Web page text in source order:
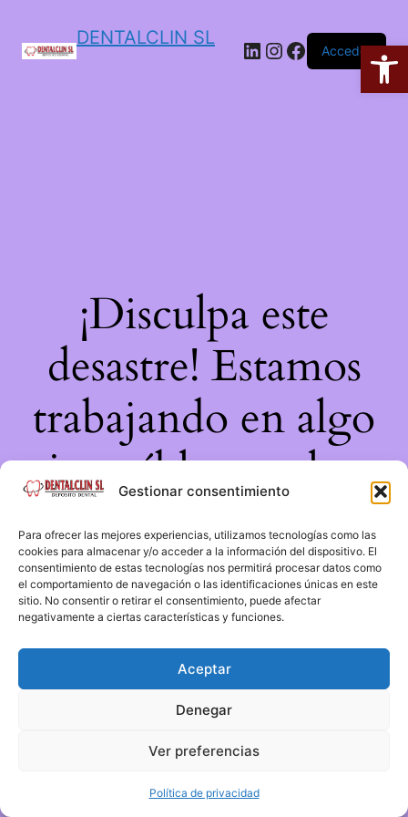
Gestionar consentimiento
Para ofrecer las mejores experiencias, utilizamos tecnologías como las
cookies para almacenar y/o acceder a la información del dispositivo. El
consentimiento de estas tecnologías nos permitirá procesar datos como
el comportamiento de navegación o las identificaciones únicas en este
sitio. No consentir o retirar el consentimiento, puede afectar
negativamente a ciertas características y funciones.
Aceptar
Denegar
Ver preferencias
Política de privacidad
DENTALCLIN SL
Acceder
¡Disculpa este
desastre! Estamos
trabajando en algo
increíble, ¡vuelve
pronto!